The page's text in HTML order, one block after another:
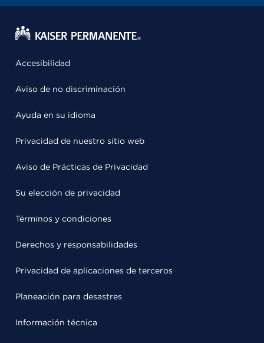
Accesibilidad
Aviso de no discriminación
Ayuda en su idioma
Privacidad de nuestro sitio web
Aviso de Prácticas de Privacidad
Su elección de privacidad
Términos y condiciones
Derechos y responsabilidades
Privacidad de aplicaciones de terceros
Planeación para desastres
Información técnica